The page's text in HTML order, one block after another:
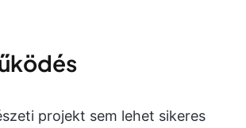
projekt sem lehet sikeres